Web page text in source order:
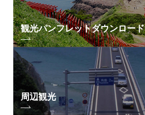
観光パンフレットダウンロード
周辺観光